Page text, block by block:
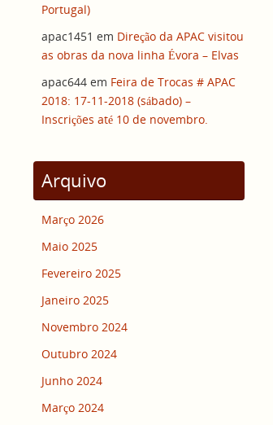
Portugal)
apac1451 em Direção da APAC visitou
as obras da nova linha Évora – Elvas
apac644 em Feira de Trocas # APAC
2018: 17-11-2018 (sábado) –
Inscrições até 10 de novembro.
Arquivo
Março 2026
Maio 2025
Fevereiro 2025
Janeiro 2025
Novembro 2024
Outubro 2024
Junho 2024
Março 2024